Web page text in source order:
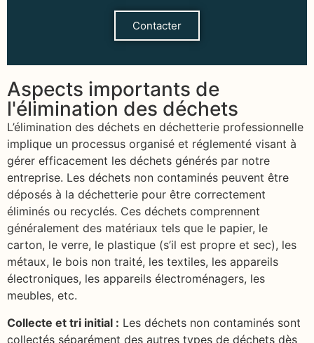
Contacter
Aspects importants de
l'élimination des déchets
L’élimination des déchets en déchetterie professionnelle
implique un processus organisé et réglementé visant à
gérer efficacement les déchets générés par notre
entreprise. Les déchets non contaminés peuvent être
déposés à la déchetterie pour être correctement
éliminés ou recyclés. Ces déchets comprennent
généralement des matériaux tels que le papier, le
carton, le verre, le plastique (s’il est propre et sec), les
métaux, le bois non traité, les textiles, les appareils
électroniques, les appareils électroménagers, les
meubles, etc.
Collecte et tri initial : Les déchets non contaminés sont
collectés séparément des autres types de déchets dès